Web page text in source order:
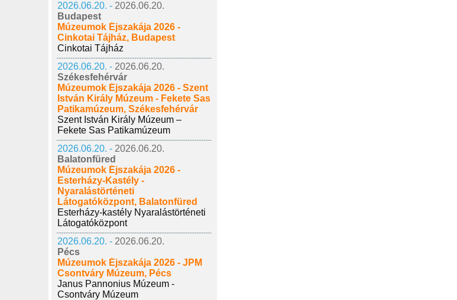
2026.06.20. - 2026.06.20.
Budapest
Múzeumok Éjszakája 2026 -
Cinkotai Tájház, Budapest
Cinkotai Tájház
2026.06.20. - 2026.06.20.
Székesfehérvár
Múzeumok Éjszakája 2026 - Szent
István Király Múzeum - Fekete Sas
Patikamúzeum, Székesfehérvár
Szent István Király Múzeum –
Fekete Sas Patikamúzeum
2026.06.20. - 2026.06.20.
Balatonfüred
Múzeumok Éjszakája 2026 -
Esterházy-Kastély -
Nyaralástörténeti
Látogatóközpont, Balatonfüred
Esterházy-kastély Nyaralástörténeti
Látogatóközpont
2026.06.20. - 2026.06.20.
Pécs
Múzeumok Éjszakája 2026 - JPM
Csontváry Múzeum, Pécs
Janus Pannonius Múzeum -
Csontváry Múzeum